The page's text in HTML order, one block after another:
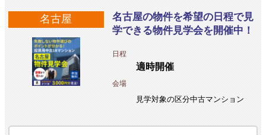
名古屋
名古屋の物件を希望の日程で見
学できる物件見学会を開催中！
日程
適時開催
会場
見学対象の区分中古マンション